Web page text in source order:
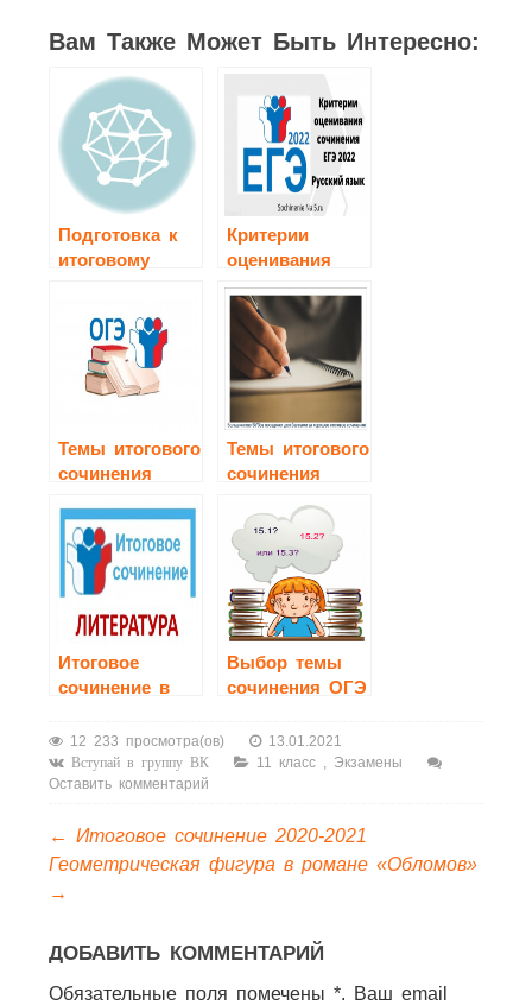
Вам Также Может Быть Интересно:
Подготовка к
итоговому
Критерии
оценивания
сочинения ЕГЭ
2022
Темы итогового
сочинения
Темы итогового
сочинения
Итоговое
сочинение в
учебном году
Выбор темы
сочинения ОГЭ
12 233 просмотра(ов) 13.01.2021
Вступай в группу ВК 11 класс, Экзамены
Оставить комментарий
← Итоговое сочинение 2020-2021
Геометрическая фигура в романе «Обломов»
→
ДОБАВИТЬ КОММЕНТАРИЙ
Обязательные поля помечены *. Ваш email